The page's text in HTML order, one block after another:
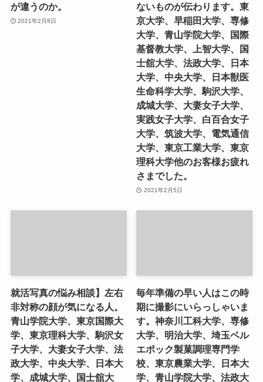
が違うのか。
2021年2月8日
ないものが伝わります。東
京大学、早稲田大学、専修
大学、青山学院大学、国際
基督教大学、上智大学、国
士舘大学、法政大学、日本
大学、中央大学、日本獣医
生命科学大学、駒沢大学、
成城大学、大妻女子大学、
実践女子大学、白百合女子
大学、筑波大学、電気通信
大学、東京工業大学、東京
理科大学他のお客様お疲れ
さまでした。
2021年2月5日
就活写真の悩み相談】左右
非対称の顔が気になる人。
青山学院大学、東京国際大
学、東京理科大学、駒沢女
子大学、大妻女子大学、法
政大学、中央大学、日本大
学、成城大学、国士舘大
毎年準備の早い人はこの時
期に撮影にいらっしゃいま
す。神奈川工科大学、専修
大学、明治大学、埼玉ベル
エポック製菓調理専門学
校、東京農業大学、日本大
学、青山学院大学、法政大